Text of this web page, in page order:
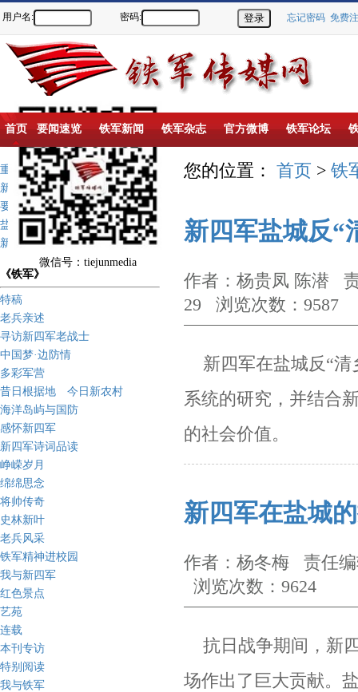
微信号：tiejunmedia
用户名: 密码: 忘记密码 免费
首页 要闻速览 铁军新闻 铁军杂志 官方微博 铁军论坛
重点推荐
新闻动态
要闻速览
盐城新四军纪念馆
新四军历史上的今天
《铁军》
特稿
老兵亲述
寻访新四军老战士
中国梦·边防情
多彩军营
昔日根据地 今日新农村
海洋岛屿与国防
感怀新四军
新四军诗词品读
峥嵘岁月
绵绵思念
将帅传奇
史林新叶
老兵风采
铁军精神进校园
我与新四军
红色景点
艺苑
连载
本刊专访
特别阅读
我与铁军
您的位置： 首页 > 铁
新四军盐城反“
作者：杨贵凤 陈潜
29 浏览次数：9587
新四军在盐城反“清
系统的研究，并结合
的社会价值。
新四军在盐城
作者：杨冬梅 责任
浏览次数：9624
抗日战争期间，新
场作出了巨大贡献。